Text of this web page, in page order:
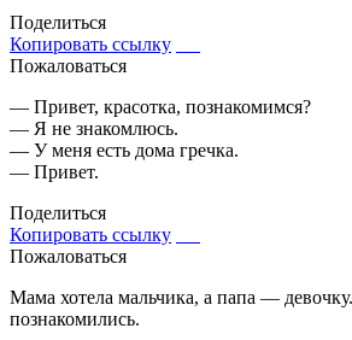
Поделиться
Копировать ссылку
Пожаловаться
— Привет, красотка, познакомимся?
— Я не знакомлюсь.
— У меня есть дома гречка.
— Привет.
Поделиться
Копировать ссылку
Пожаловаться
Мама хотела мальчика, а папа —
познакомились.